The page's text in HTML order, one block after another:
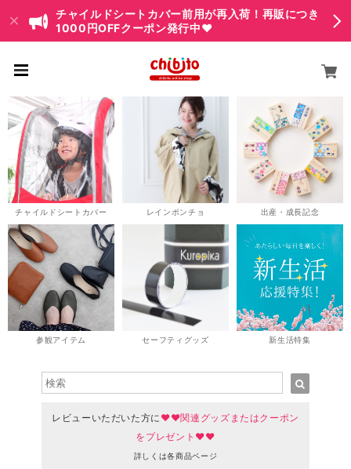
チャイルドシートカバー前用が再入荷！再販につき
1000円OFFクーポン発行中♥
チャイルドシートカバー レインポンチョ 出産・成長記念
参観アイテム セーフティグッズ 新生活特集
レビューいただいた方に ♥♥関連グッズまたはクーポン
をプレゼント♥♥
詳しくは各商品ページ